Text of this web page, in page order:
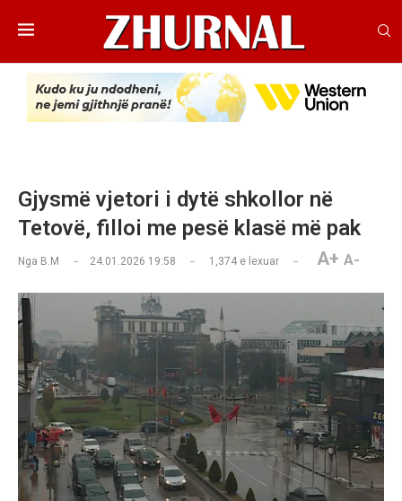
Gjysmë vjetori i dytë shkollor në
Tetovë, filloi me pesë klasë më pak
Nga B.M 24.01.2026 19:58 1,374 e lexuar A+ A-